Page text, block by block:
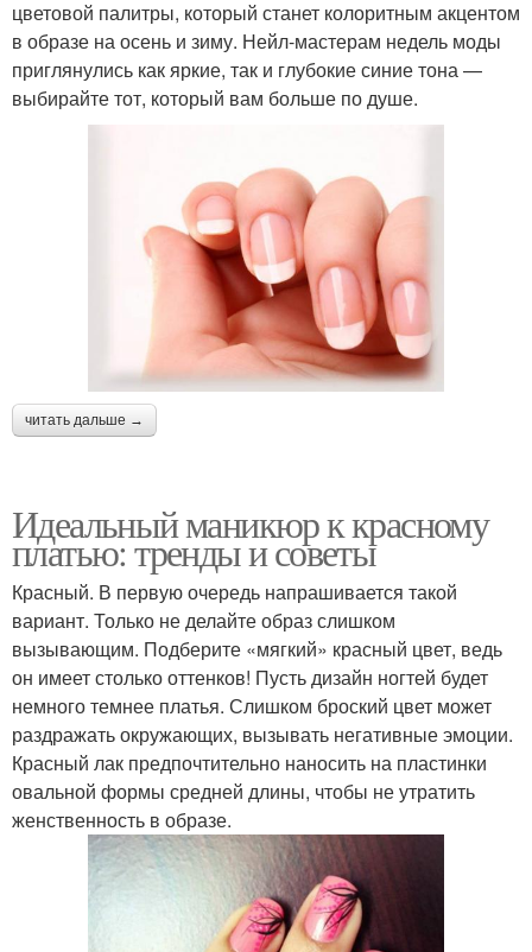
цветовой палитры, который станет колоритным акцентом
в образе на осень и зиму. Нейл-мастерам недель моды
приглянулись как яркие, так и глубокие синие тона —
выбирайте тот, который вам больше по душе.
читать дальше →
Идеальный маникюр к красному
платью: тренды и советы
Красный. В первую очередь напрашивается такой
вариант. Только не делайте образ слишком
вызывающим. Подберите «мягкий» красный цвет, ведь
он имеет столько оттенков! Пусть дизайн ногтей будет
немного темнее платья. Слишком броский цвет может
раздражать окружающих, вызывать негативные эмоции.
Красный лак предпочтительно наносить на пластинки
овальной формы средней длины, чтобы не утратить
женственность в образе.